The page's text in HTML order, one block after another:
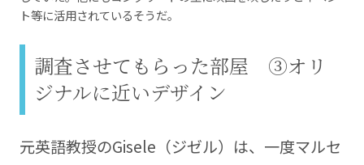
ト等に活用されているそうだ。
調査させてもらった部屋 ③オリ
ジナルに近いデザイン
元英語教授のGisele（ジゼル）は、一度マルセ